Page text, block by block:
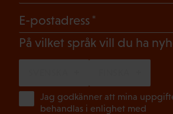
E-postadress
På vilket språk vill du ha
Jag godkänner att mina
behandlas i enlighet med